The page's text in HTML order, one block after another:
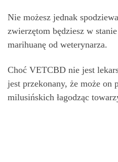
Nie możesz jednak
zwierzętom będziesz w
marihuanę od weterynarza.
Choć VETCBD nie jest
jest przekonany, że może on
milusińskich łagodząc